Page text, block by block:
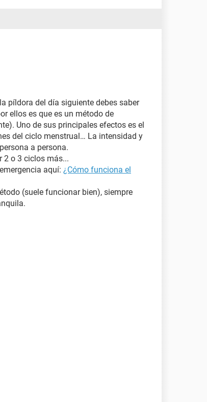
píldora del día siguiente debes saber
ellos es que es un método de
Uno de sus principales efectos es el
del ciclo menstrual… La intensidad y
a persona.
2 o 3 ciclos más...
aquí: ¿Cómo funciona el
(suele funcionar bien), siempre